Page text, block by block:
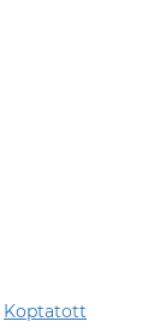
Koptatott